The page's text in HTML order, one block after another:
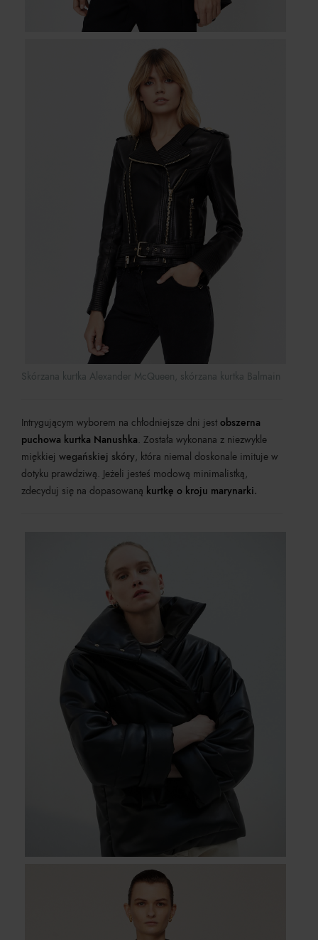
Skórzana kurtka Alexander McQueen, skórzana kurtka Balmain
Intrygującym wyborem na chłodniejsze dni jest obszerna
puchowa kurtka Nanushka. Została wykonana z niezwykle
miękkiej wegańskiej skóry, która niemal doskonale imituje w
dotyku prawdziwą. Jeżeli jesteś modową minimalistką,
zdecyduj się na dopasowaną kurtkę o kroju marynarki.